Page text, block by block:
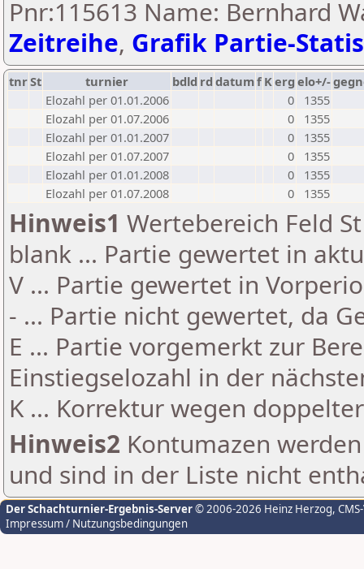
Pnr:115613 Name: Bernhard
Zeitreihe, Grafik Partie-
tnrSt turnier bdld rd datumf Kerg elo+/-
Elozahl per 01.01.2006
0
1355
Elozahl per 01.07.2006
0
1355
Elozahl per 01.01.2007
0
1355
Elozahl per 01.07.2007
0
1355
Elozahl per 01.01.2008
0
1355
Elozahl per 01.07.2008
0 1355
Hinweis1 Wertebereich Feld
blank ... Partie gewertet in
V ... Partie gewertet in
- ... Partie nicht gewertet, da
E ... Partie vorgemerkt zur
Einstiegselozahl in der
K ... Korrektur wegen
Hinweis2 Kontumazen
und sind in der Liste nicht
Der Schachturnier-Ergebnis-Server© 2006-2026 Heinz Herzog,
Impressum / Nutzungsbedingungen